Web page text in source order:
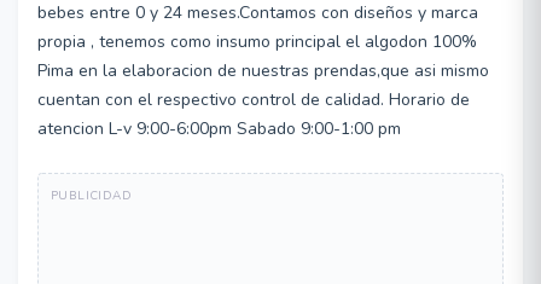
bebes entre 0 y 24 meses.Contamos con diseños y marca
propia , tenemos como insumo principal el algodon 100%
Pima en la elaboracion de nuestras prendas,que asi mismo
cuentan con el respectivo control de calidad. Horario de
atencion L-v 9:00-6:00pm Sabado 9:00-1:00 pm